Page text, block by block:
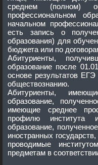
среднем (полном)
профессиональном
начальном профессиональном образовании (если в нем
есть запись о получении среднего
образования) для обучения за
бюджета или по
Абитуриенты, получившие среднее (полное) общее
образование после 01.01.2009 г. участвуют
основе результатов ЕГЭ по
обществознанию.
Абитуриенты,
образование,
имеющие среднее профессиональное образование по
профилю института
образование,
иностранных государств, сдают вступительные испытания,
проводимые институтом самостоятельно по этим